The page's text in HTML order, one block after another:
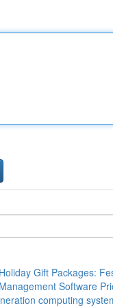
Gift Packages:
Software
computing